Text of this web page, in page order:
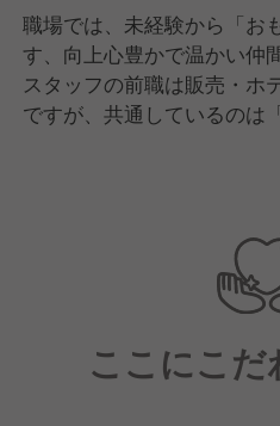
職場では、未経験から「お
す、向上心豊かで温かい仲
スタッフの前職は販売・ホ
ですが、共通しているのは
での着付け指導や、お辞
調性が根付いています。
月に一度の勉強会を通じて
ど、切磋琢磨しながらも、
したアットホームな雰囲気
長、料理長といった役割の
様にとって最高のひととき
ここにこ